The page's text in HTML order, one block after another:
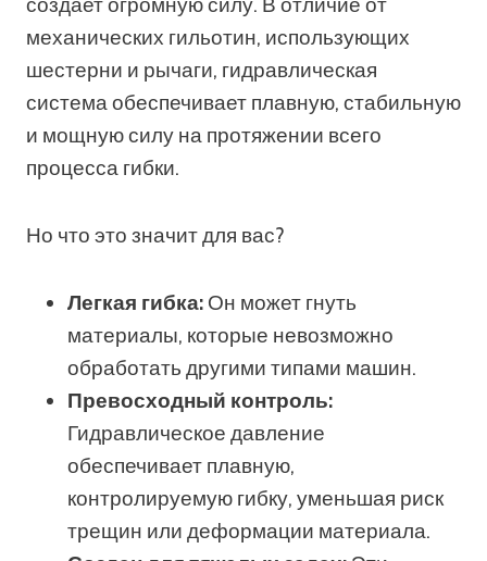
механических гильотин, использующих
шестерни и рычаги, гидравлическая
система обеспечивает плавную, стабильную
и мощную силу на протяжении всего
процесса гибки.
Но что это значит для вас?
Легкая гибка: Он может гнуть
материалы, которые невозможно
обработать другими типами машин.
Превосходный контроль:
Гидравлическое давление
обеспечивает плавную,
контролируемую гибку, уменьшая риск
трещин или деформации материала.